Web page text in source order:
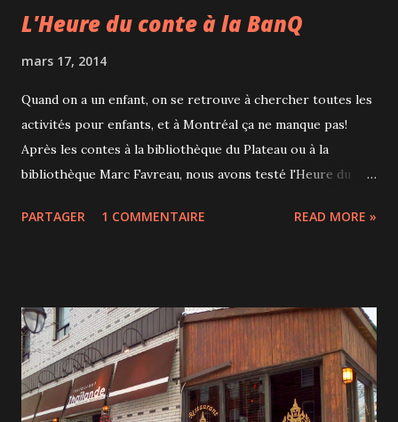
L'Heure du conte à la BanQ
mars 17, 2014
Quand on a un enfant, on se retrouve à chercher toutes les
activités pour enfants, et à Montréal ça ne manque pas!
Après les contes à la bibliothèque du Plateau ou à la
bibliothèque Marc Favreau, nous avons testé l'Heure du
apparemment chaque mois) était "Grrrrr... les monstres
30 minutes d'atelier pratique. Chaque enfant a pu
personnaliser son monstre avec l'aide de ses parents. Une
super activité à faire en famille!
PARTAGER 1 COMMENTAIRE READ MORE »